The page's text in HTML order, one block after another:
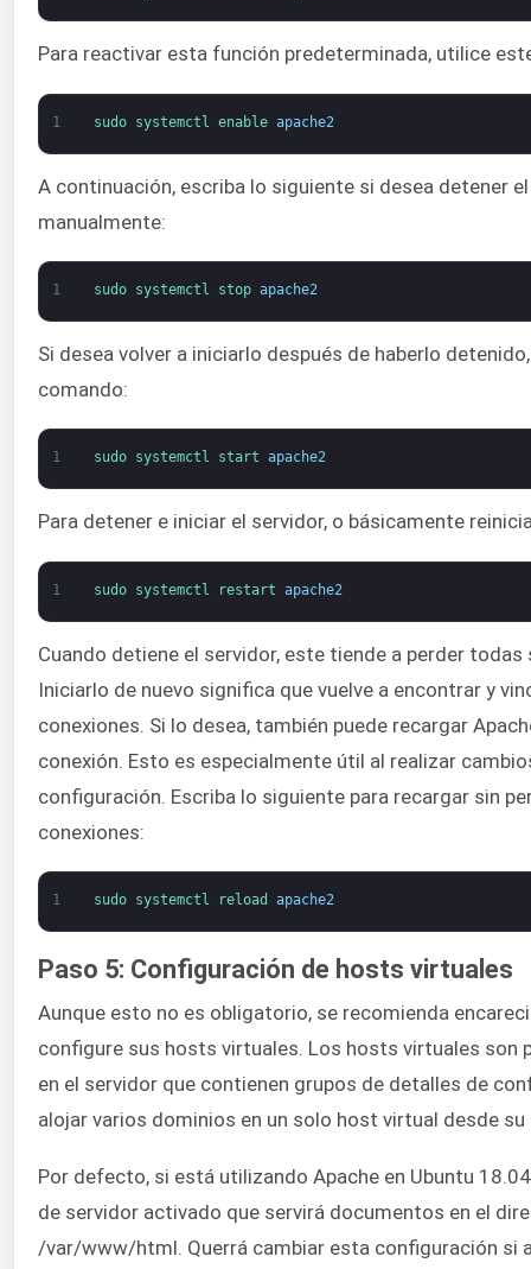
Para reactivar esta función predeterminada, utilice
1 sudo systemctl enable apache2
A continuación, escriba lo siguiente si desea detener
manualmente:
1 sudo systemctl stop apache2
Si desea volver a iniciarlo después de haberlo
comando:
1 sudo systemctl start apache2
Para detener e iniciar el servidor, o básicamente
1 sudo systemctl restart apache2
Cuando detiene el servidor, este tiende a perder todas
Iniciarlo de nuevo significa que vuelve a encontrar y
conexiones. Si lo desea, también puede recargar
conexión. Esto es especialmente útil al realizar
configuración. Escriba lo siguiente para recargar sin
conexiones:
1 sudo systemctl reload apache2
Paso 5: Configuración de hosts virtuales
Aunque esto no es obligatorio, se recomienda
configure sus hosts virtuales. Los hosts virtuales son
en el servidor que contienen grupos de detalles de
alojar varios dominios en un solo host virtual desde su
Por defecto, si está utilizando Apache en Ubuntu
de servidor activado que servirá documentos en el
/var/www/html. Querrá cambiar esta configuración si